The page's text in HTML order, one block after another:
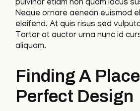
pulvinar etiam non quam lacus
Neque ornare aenean euismod
eleifend. At quis risus sed
Tortor at auctor urna nunc id
aliquam.
Finding A
Perfect Design